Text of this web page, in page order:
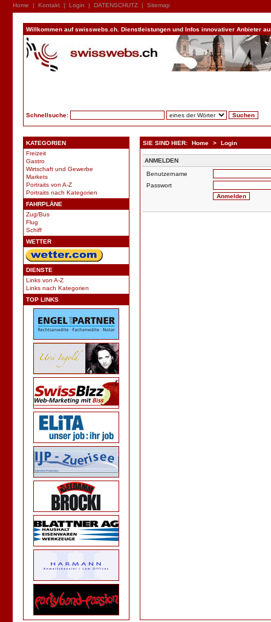
Home | Kontakt | Login | DATENSCHUTZ | Sitemap
Willkommen auf swisswebs.ch. Dienstleistungen und Infos innovativer Anbieter
Schnellsuche:
KATEGORIEN
Freizeit
Gastro
Wirtschaft und Gewerbe
Markets
Portraits von A-Z
Portraits nach Kategorien
FAHRPLÄNE
Zug/Bus
Flug
Schiff
WETTER
DIENSTE
Links von A-Z
Links nach Kategorien
TOP LINKS
SIE SIND HIER: Home > Login
ANMELDEN
Benutzername
Passwort